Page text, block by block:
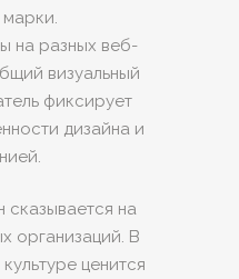
на разных веб-
визуальный
фиксирует
дизайна и
сказывается на
организаций. В
ценится